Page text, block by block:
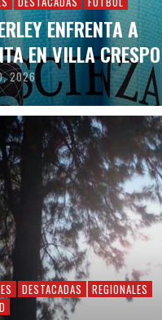
ENFRENTA A
EN VILLA CRESPO
2026
DESTACADAS
REGIONALES